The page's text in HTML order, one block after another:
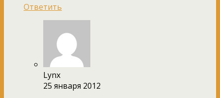
Ответить
Lynx
25 января 2012